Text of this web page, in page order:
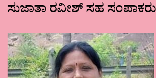
ಸುಜಾತಾ ರವೀಶ್ ಸಹ ಸಂಪಾಕರು